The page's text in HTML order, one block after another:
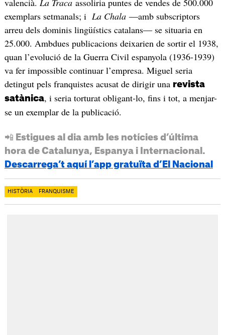
exemplars setmanals; i La Chala―amb subscriptors
arreu dels dominis lingüístics catalans― se situaria en
25.000. Ambdues publicacions deixarien de sortir el 1938,
quan l’evolució de la Guerra Civil espanyola (1936-1939)
va fer impossible continuar l’empresa. Miguel seria
detingut pels franquistes acusat de dirigir una revista
satànica, i seria torturat obligant-lo, fins i tot, a menjar-
se un exemplar de la publicació.
📲 Estigues al dia amb les notícies d’última
hora de Catalunya, Espanya i Internacional.
Descarrega’t aquí l’app gratuïta d’El Nacional
HISTÒRIA FRANQUISME